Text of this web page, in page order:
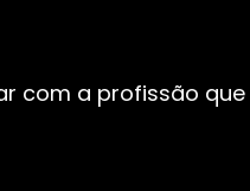
com a profissão